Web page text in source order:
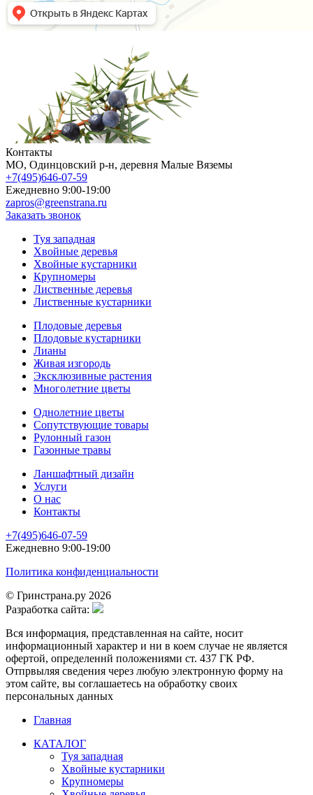
Контакты
МO, Одинцовский р-н, деревня Малые Вяземы
+7(495)646-07-59
Ежедневно 9:00-19:00
zapros@greenstrana.ru
Заказать звонок
Туя западная
Хвойные деревья
Хвойные кустарники
Крупномеры
Лиственные деревья
Лиственные кустарники
Плодовые деревья
Плодовые кустарники
Лианы
Живая изгородь
Эксклюзивные растения
Многолетние цветы
Однолетние цветы
Сопутствующие товары
Рулонный газон
Газонные травы
Ланшафтный дизайн
Услуги
О нас
Контакты
+7(495)646-07-59
Ежедневно 9:00-19:00
Политика конфиденциальности
© Гринстрана.ру 2026
Разработка сайта:
Вся информация, представленная на сайте, носит
информационный характер и ни в коем случае не является
офертой, определеннй положениями ст. 437 ГК РФ.
Отпрвыляя сведения через любую электронную форму на
этом сайте, вы соглашаетесь на обработку своих
персональных данных
Главная
КАТАЛОГ
Туя западная
Хвойные кустарники
Крупномеры